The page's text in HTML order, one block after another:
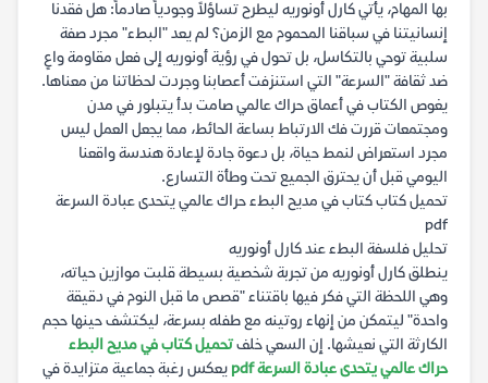
بها المهام، يأتي كارل أونوريه ليطرح تساؤلاً وجودياً صادماً: هل فقدنا
إنسانيتنا في سباقنا المحموم مع الزمن؟ لم يعد "البطء" مجرد صفة
سلبية توحي بالتكاسل، بل تحول في رؤية أونوريه إلى فعل مقاومة واعٍ
ضد ثقافة "السرعة" التي استنزفت أعصابنا وجردت لحظاتنا من معناها.
يغوص الكتاب في أعماق حراك عالمي صامت بدأ يتبلور في مدن
ومجتمعات قررت فك الارتباط بساعة الحائط، مما يجعل العمل ليس
مجرد استعراض لنمط حياة، بل دعوة جادة لإعادة هندسة واقعنا
اليومي قبل أن يحترق الجميع تحت وطأة التسارع.
تحميل كتاب كتاب في مديح البطء حراك عالمي يتحدى عبادة السرعة
pdf
تحليل فلسفة البطء عند كارل أونوريه
ينطلق كارل أونوريه من تجربة شخصية بسيطة قلبت موازين حياته،
وهي اللحظة التي فكر فيها باقتناء "قصص ما قبل النوم في دقيقة
واحدة" ليتمكن من إنهاء روتينه مع طفله بسرعة، ليكتشف حينها حجم
الكارثة التي نعيشها. إن السعي خلفتحميل كتاب في مديح البطء
حراك عالمي يتحدى عبادة السرعة pdf
يعكس رغبة جماعية متزايدة في